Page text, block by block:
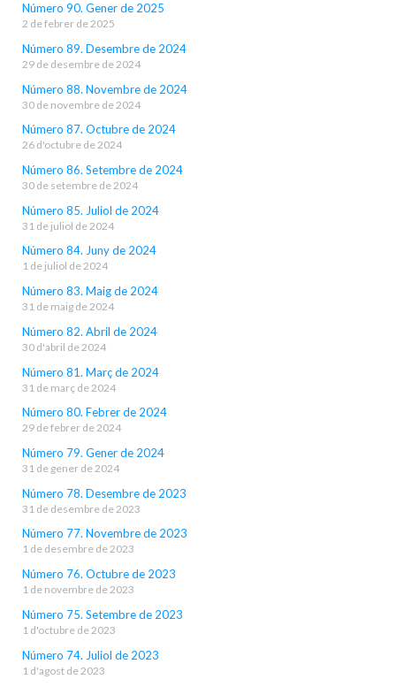
Número 90. Gener de 2025
2 de febrer de 2025
Número 89. Desembre de 2024
29 de desembre de 2024
Número 88. Novembre de 2024
30 de novembre de 2024
Número 87. Octubre de 2024
26 d'octubre de 2024
Número 86. Setembre de 2024
30 de setembre de 2024
Número 85. Juliol de 2024
31 de juliol de 2024
Número 84. Juny de 2024
1 de juliol de 2024
Número 83. Maig de 2024
31 de maig de 2024
Número 82. Abril de 2024
30 d'abril de 2024
Número 81. Març de 2024
31 de març de 2024
Número 80. Febrer de 2024
29 de febrer de 2024
Número 79. Gener de 2024
31 de gener de 2024
Número 78. Desembre de 2023
31 de desembre de 2023
Número 77. Novembre de 2023
1 de desembre de 2023
Número 76. Octubre de 2023
1 de novembre de 2023
Número 75. Setembre de 2023
1 d'octubre de 2023
Número 74. Juliol de 2023
1 d'agost de 2023